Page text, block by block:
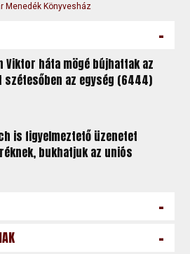
Menedék Könyvesház
-
Viktor háta mögé bújhattak az
az egység (6444)
is figyelmeztető üzenetet
bukhatjuk az uniós
-
-